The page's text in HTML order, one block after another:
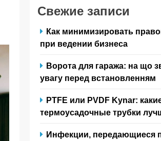
Свежие записи
Как минимизировать
при ведении бизнеса
Ворота для гаража: на що
увагу перед встановленням
PTFE или PVDF Kynar:
термоусадочные трубки
Инфекции, передающиеся